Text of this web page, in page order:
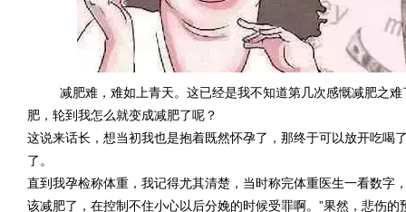
减肥难，难如上青天。这已经是我不知道第几次感慨减肥之难
肥，轮到我怎么就变成减肥了呢？
这说来话长，想当初我也是抱着既然怀孕了，那终于可以放开吃喝
了。
直到我孕检称体重，我记得尤其清楚，当时称完体重医生一看数字
该减肥了，在控制不住小心以后分娩的时候受罪啊。”果然，悲伤